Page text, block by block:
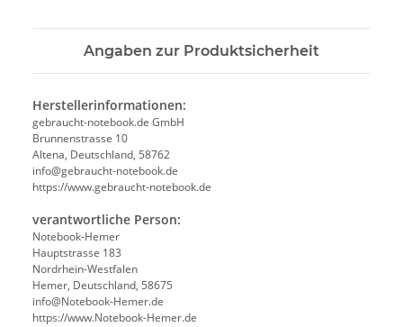
Angaben zur Produktsicherheit
Herstellerinformationen:
gebraucht-notebook.de GmbH
Brunnenstrasse 10
Altena, Deutschland, 58762
info@gebraucht-notebook.de
https://www.gebraucht-notebook.de
verantwortliche Person:
Notebook-Hemer
Hauptstrasse 183
Nordrhein-Westfalen
Hemer, Deutschland, 58675
info@Notebook-Hemer.de
https://www.Notebook-Hemer.de